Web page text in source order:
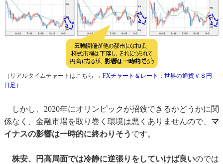
（リアルタイムチャートはこちら → FXチャート＆レート：世界の通貨ＶＳ円
日足 ）
しかし、2020年にオリンピックが招致できるかどうかに関
係なく、金融市場を取り巻く環境は悪くありませんので、 マ
イナスの影響は一時的に終わりそう です。
株安、円高局面では冷静に逆張りをしていけば良いのでは